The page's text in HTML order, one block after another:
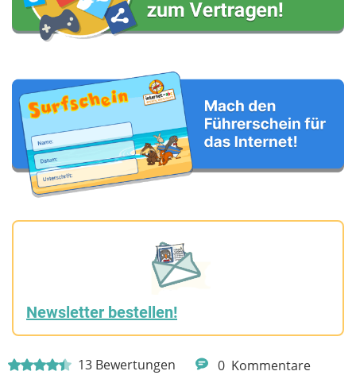
13 Bewertungen 0 Kommentare
Newsletter bestellen!